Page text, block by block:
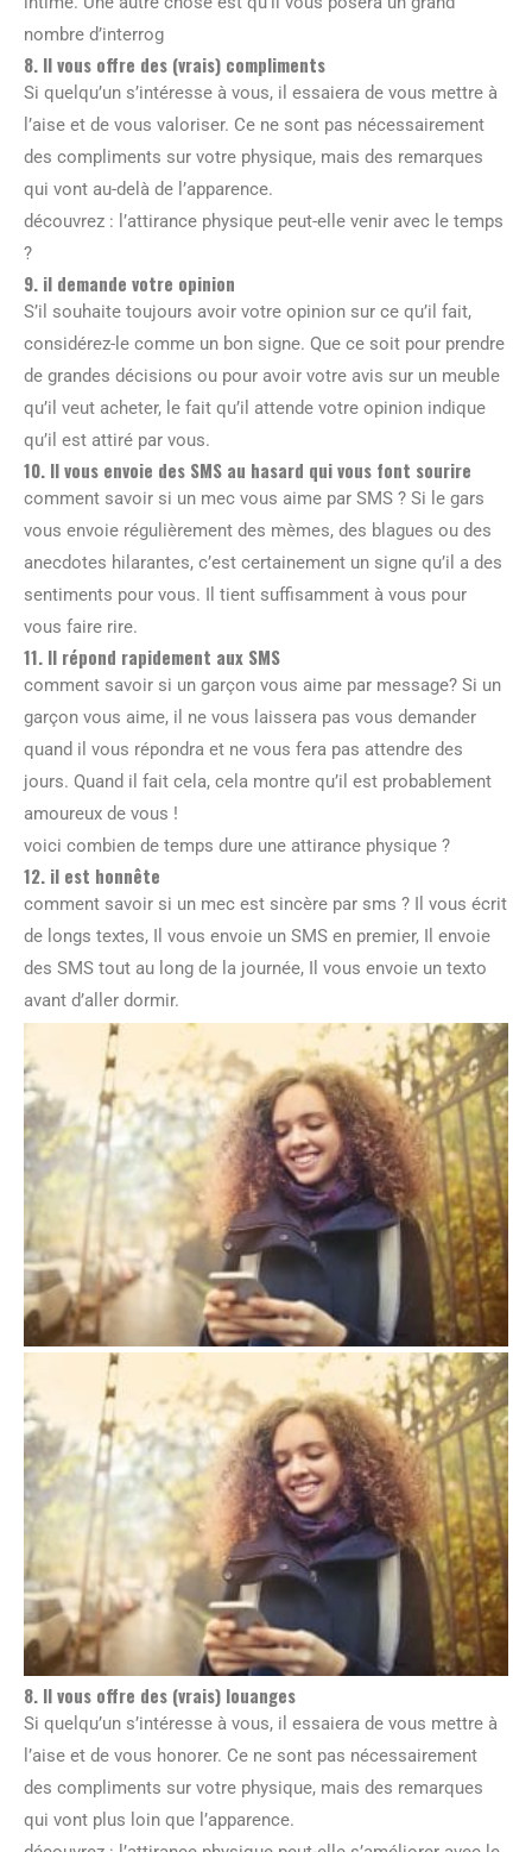
nombre d’interrog
8. Il vous offre des (vrais) compliments
Si quelqu’un s’intéresse à vous, il essaiera de vous mettre à
l’aise et de vous valoriser. Ce ne sont pas nécessairement
des compliments sur votre physique, mais des remarques
qui vont au-delà de l’apparence.
découvrez : l’attirance physique peut-elle venir avec le temps
?
9. il demande votre opinion
S’il souhaite toujours avoir votre opinion sur ce qu’il fait,
considérez-le comme un bon signe. Que ce soit pour prendre
de grandes décisions ou pour avoir votre avis sur un meuble
qu’il veut acheter, le fait qu’il attende votre opinion indique
qu’il est attiré par vous.
10. Il vous envoie des SMS au hasard qui vous font sourire
comment savoir si un mec vous aime par SMS ? Si le gars
vous envoie régulièrement des mèmes, des blagues ou des
anecdotes hilarantes, c’est certainement un signe qu’il a des
sentiments pour vous. Il tient suffisamment à vous pour
vous faire rire.
11. Il répond rapidement aux SMS
comment savoir si un garçon vous aime par message? Si un
garçon vous aime, il ne vous laissera pas vous demander
quand il vous répondra et ne vous fera pas attendre des
jours. Quand il fait cela, cela montre qu’il est probablement
amoureux de vous !
voici combien de temps dure une attirance physique ?
12. il est honnête
comment savoir si un mec est sincère par sms ? Il vous écrit
de longs textes, Il vous envoie un SMS en premier, Il envoie
des SMS tout au long de la journée, Il vous envoie un texto
avant d’aller dormir.
8. Il vous offre des (vrais) louanges
Si quelqu’un s’intéresse à vous, il essaiera de vous mettre à
l’aise et de vous honorer. Ce ne sont pas nécessairement
des compliments sur votre physique, mais des remarques
qui vont plus loin que l’apparence.